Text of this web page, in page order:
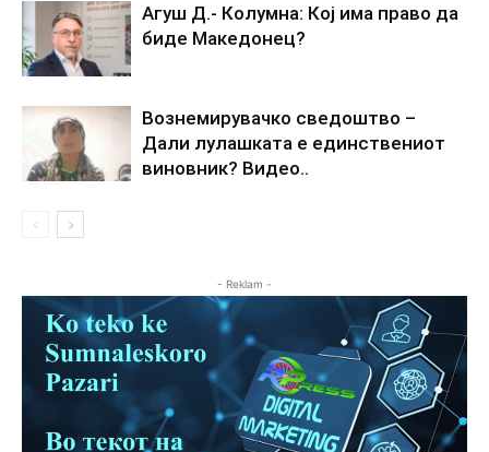
Агуш Д.- Колумна: Кој има право да
биде Македонец?
Вознемирувачко сведоштво –
Дали лулашката е единствениот
виновник? Видео..
- Reklam -